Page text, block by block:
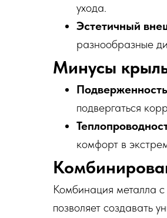
ухода.
Эстетичный
разнообразные
Минусы
подвергаться
комфорт в
Комбинация металла
позволяет создавать